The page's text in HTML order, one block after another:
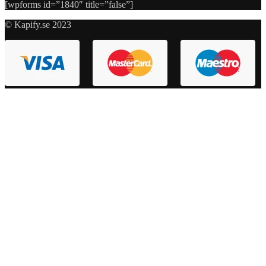
[wpforms id=”1840″ title=”false”]
© Kapify.se 2023